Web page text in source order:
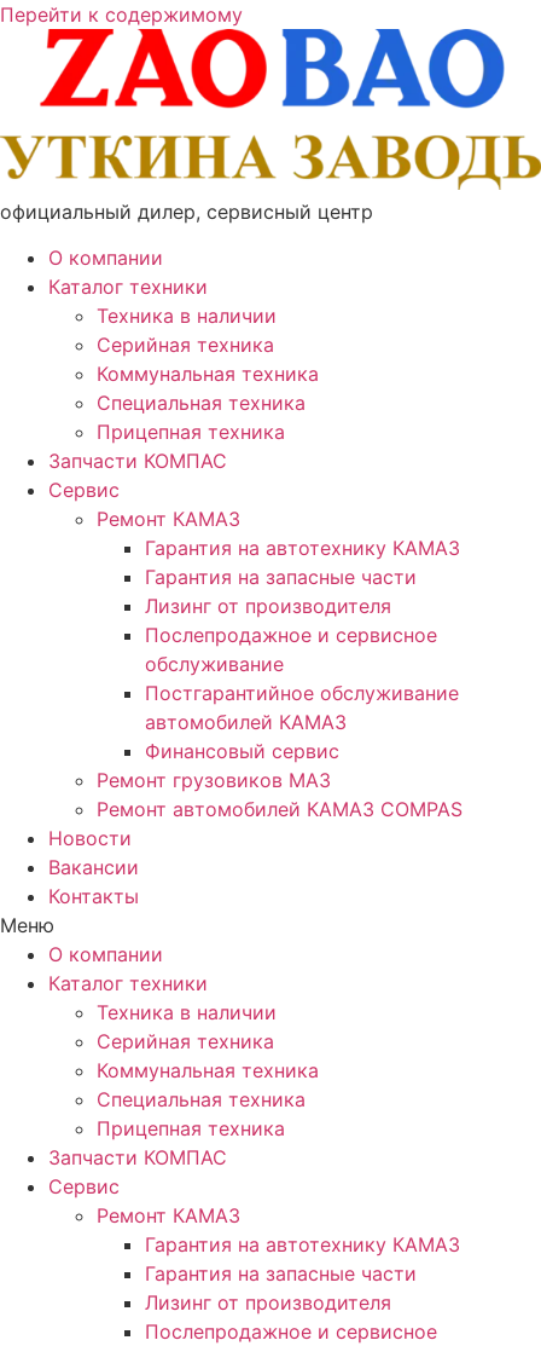
Перейти к содержимому
официальный дилер, сервисный центр
О компании
Каталог техники
Техника в наличии
Серийная техника
Коммунальная техника
Специальная техника
Прицепная техника
Запчасти КОМПАС
Сервис
Ремонт КАМАЗ
Гарантия на автотехнику КАМАЗ
Гарантия на запасные части
Лизинг от производителя
Послепродажное и сервисное
обслуживание
Постгарантийное обслуживание
автомобилей КАМАЗ
Финансовый сервис
Ремонт грузовиков МАЗ
Ремонт автомобилей КАМАЗ COMPAS
Новости
Вакансии
Контакты
Меню
О компании
Каталог техники
Техника в наличии
Серийная техника
Коммунальная техника
Специальная техника
Прицепная техника
Запчасти КОМПАС
Сервис
Ремонт КАМАЗ
Гарантия на автотехнику КАМАЗ
Гарантия на запасные части
Лизинг от производителя
Послепродажное и сервисное